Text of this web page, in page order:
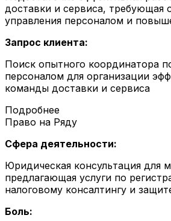
доставки и сервиса, требующая
управления персоналом и
Запрос клиента:
Поиск опытного координатора
персоналом для организации
команды доставки и сервиса
Подробнее
Право на Ряду
Сфера деятельности:
Юридическая консультация для
предлагающая услуги по
налоговому консалтингу и
Боль: